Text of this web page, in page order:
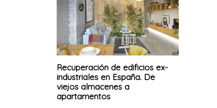
Recuperación de edificios ex-
industriales en España. De
viejos almacenes a
apartamentos